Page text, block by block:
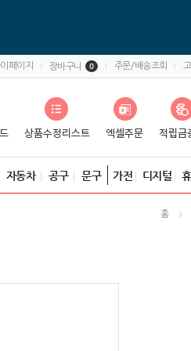
페이지 장바구니 0 주문/배송조회
자동차 공구 문구 가전 디지털
홈